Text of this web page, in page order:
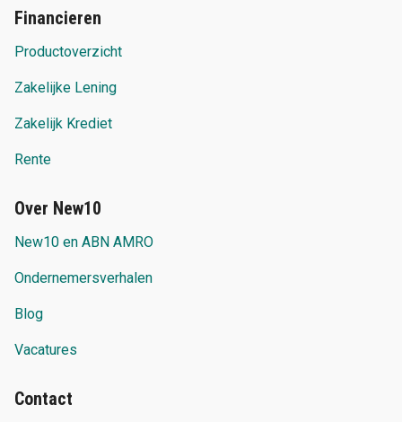
Financieren
Productoverzicht
Zakelijke Lening
Zakelijk Krediet
Rente
Over New10
New10 en ABN AMRO
Ondernemersverhalen
Blog
Vacatures
Contact